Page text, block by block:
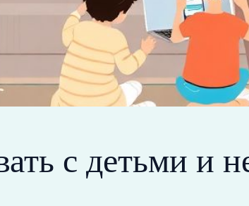
с детьми и